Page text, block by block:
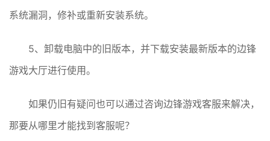
系统漏洞，修补或重新安装系统。
5、卸载电脑中的旧版本，并下载安装最新版本的边锋
游戏大厅进行使用。
如果仍旧有疑问也可以通过咨询边锋游戏客服来解决，
那要从哪里才能找到客服呢？